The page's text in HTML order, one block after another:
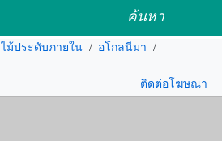
ค้นหา
ไม้ประดับภายใน / อโกลนีมา /
ติดต่อโฆษณา